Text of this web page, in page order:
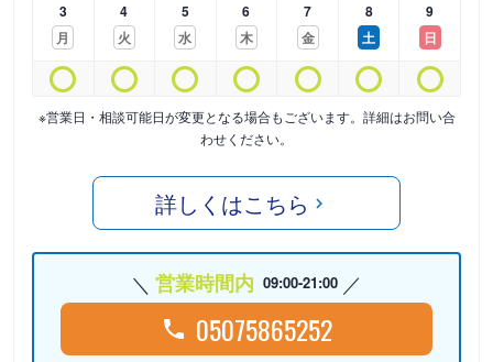
3
月
4
火
5
水
6
木
7
金
8
土
9
日
※営業日・相談可能日が変更となる場合もございます。詳細はお問い合
わせください。
詳しくはこちら
営業時間内 09:00-21:00
05075865252